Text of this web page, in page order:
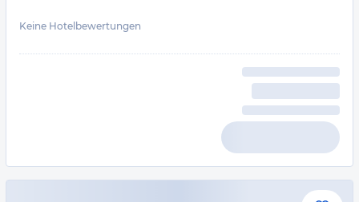
Keine Hotelbewertungen